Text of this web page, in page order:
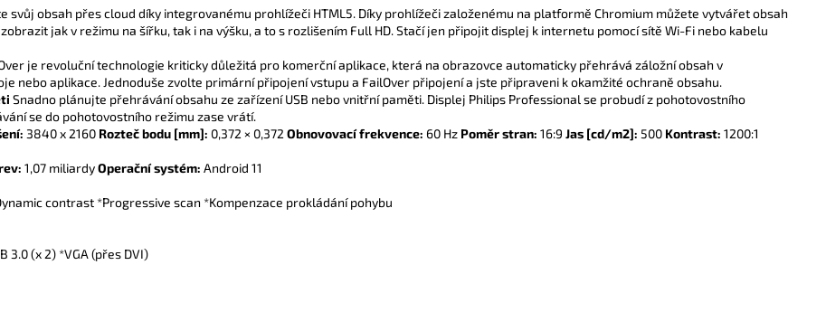
svůj obsah přes cloud díky integrovanému prohlížeči HTML5. Díky prohlížeči založenému na platformě Chromium můžete vytvářet obsah
jak v režimu na šířku, tak i na výšku, a to s rozlišením Full HD. Stačí jen připojit displej k internetu pomocí sítě Wi-Fi nebo kabelu
je revoluční technologie kriticky důležitá pro komerční aplikace, která na obrazovce automaticky přehrává záložní obsah v
nebo aplikace. Jednoduše zvolte primární připojení vstupu a FailOver připojení a jste připraveni k okamžité ochraně obsahu.
Snadno plánujte přehrávání obsahu ze zařízení USB nebo vnitřní paměti. Displej Philips Professional se probudí z pohotovostního
se do pohotovostního režimu zase vrátí.
3840 x 2160 Rozteč bodu [mm]: 0,372 × 0,372 Obnovovací frekvence: 60 Hz Poměr stran: 16:9 Jas [cd/m2]: 500 Kontrast: 1200:1
1,07 miliardyOperační systém: Android 11
contrast *Progressive scan *Kompenzace prokládání pohybu
3.0 (x 2) *VGA (přes DVI)